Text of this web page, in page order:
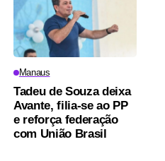
Manaus
Tadeu de Souza deixa
Avante, filia-se ao PP
e reforça federação
com União Brasil